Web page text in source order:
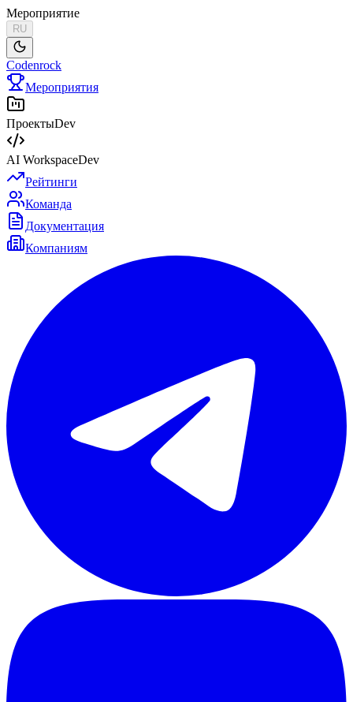
Мероприятие
RU
Codenrock
Мероприятия
ПроектыDev
AI WorkspaceDev
Рейтинги
Команда
Документация
Компаниям